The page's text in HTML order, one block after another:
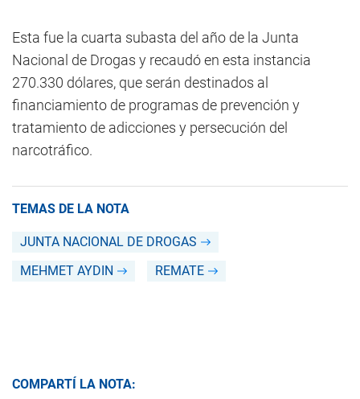
Esta fue la cuarta subasta del año de la Junta
Nacional de Drogas y recaudó en esta instancia
270.330 dólares, que serán destinados al
financiamiento de programas de prevención y
tratamiento de adicciones y persecución del
narcotráfico.
TEMAS DE LA NOTA
JUNTA NACIONAL DE DROGAS
MEHMET AYDIN
REMATE
COMPARTÍ LA NOTA: